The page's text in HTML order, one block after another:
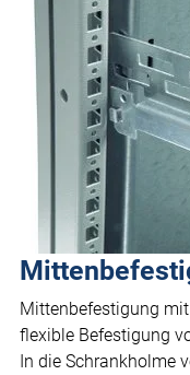
Mittenbefestigung
flexible Befestigung
In die Schrankholme